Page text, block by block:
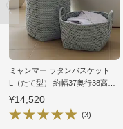
ミャンマー ラタンバスケット
L（たて型） 約幅37奥行38高さ
43cm
¥14,520
(3)